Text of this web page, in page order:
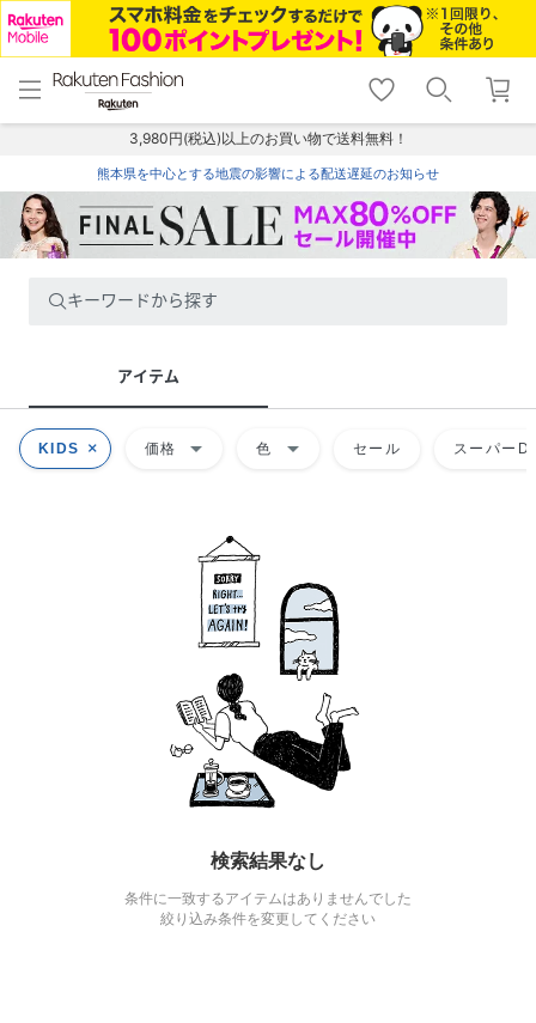
menu home
トップ
shopping_cart lock_outline
ログイン
3,980円(税込)以上のお買い物で送料無料！
熊本県を中心とする地震の影響による配送遅延のお知らせ
キーワードから探す
アイテム
KIDS 価格 arrow_drop_down 色 arrow_drop_down セール スーパー
検索結果なし
条件に一致するアイテムはありませんでした
絞り込み条件を変更してください